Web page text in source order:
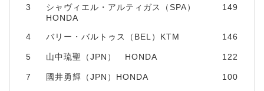
3
シャヴィエル・アルティガス（SPA）
HONDA
149
4 バリー・バルトゥス（BEL）KTM 146
5 山中琉聖（JPN） HONDA 122
7 國井勇輝（JPN）HONDA 100